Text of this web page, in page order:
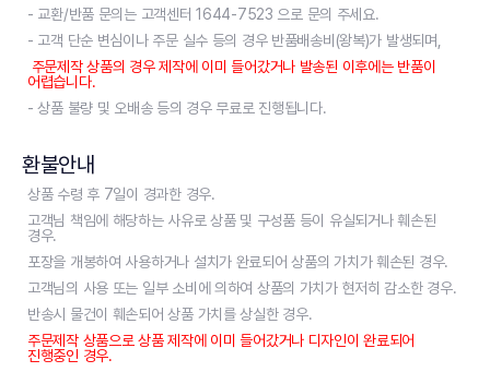
- 교환/반품 문의는 고객센터 1644-7523 으로 문의 주세요.
- 고객 단순 변심이나 주문 실수 등의 경우 반품배송비(왕복)가 발생되며,
주문제작 상품의 경우 제작에 이미 들어갔거나 발송된 이후에는 반품이
어렵습니다.
- 상품 불량 및 오배송 등의 경우 무료로 진행됩니다.
환불안내
상품 수령 후 7일이 경과한 경우.
고객님 책임에 해당하는 사유로 상품 및 구성품 등이 유실되거나 훼손된
경우.
포장을 개봉하여 사용하거나 설치가 완료되어 상품의 가치가 훼손된 경우.
고객님의 사용 또는 일부 소비에 의하여 상품의 가치가 현저히 감소한 경우.
반송시 물건이 훼손되어 상품 가치를 상실한 경우.
주문제작 상품으로 상품 제작에 이미 들어갔거나 디자인이 완료되어
진행중인 경우.